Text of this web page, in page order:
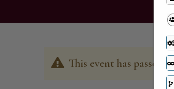
This event has passed